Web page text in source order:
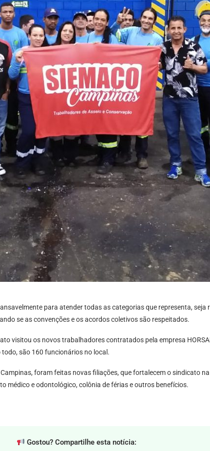
para atender todas as categorias que representa,
se as convenções e os acordos coletivos são respeitados.
visitou os novos trabalhadores contratados pela empresa
são 160 funcionários no local.
foram feitas novas filiações, que fortalecem o sindicato
médico e odontológico, colônia de férias e outros benefícios.
Gostou? Compartilhe esta notícia: